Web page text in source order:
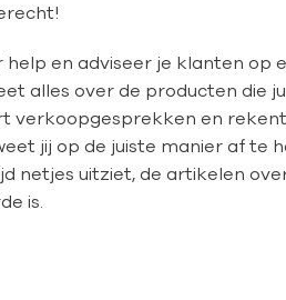
help en adviseer je klanten op
alles over de producten die
verkoopgesprekken en
jij op de juiste manier af te
netjes uitziet, de artikelen
is.